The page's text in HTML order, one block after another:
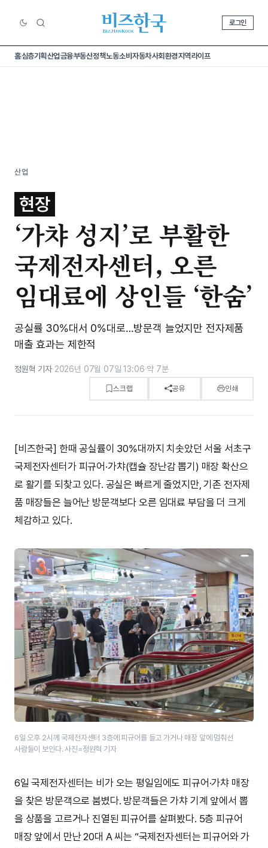
로그인
홈심층기획산업금융부동산정책노동소비 자동차사회환경지역라이프
산업
현장
‘가챠 성지’로 부활한
국제전자센터, 오른
임대료에 상인들 ‘한숨’
공실률 30%대서 0%대로…방문객 늘었지만 전자제품
매출 효과는 제한적
정원혁 기자·2026년 07월 07일 13:06·약 7분
스크랩 공유 인쇄
[비즈한국] 한때 공실률이 30%대까지 치솟았던 서울 서초구
국제전자센터가 피규어·가챠(캡슐 장난감 뽑기) 매장 확산으
로 활기를 되찾고 있다. 공실은 빠르게 줄었지만, 기존 전자제
품 매장들은 늘어난 방문객보다 오른 임대료 부담을 더 크게
체감하고 있다.
6일 오후 2시께 국제전자센터 3층에 피규어를 들고 가거나 매장 앞에 멈춰선
사람들이 보인다. 사진=정원혁 기자
6일 국제전자센터는 비가 오는 평일임에도 피규어·가챠 매장
을 찾은 방문객으로 붐볐다. 방문객들은 가챠 기계 앞에서 뽑
을 상품을 고르거나 진열된 피규어를 살펴봤다. 5층 피규어
매장 앞에서 만난 20대 A 씨는 “국제전자센터는 피규어와 가